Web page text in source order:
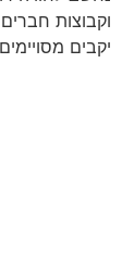
וקבוצות
יקבים